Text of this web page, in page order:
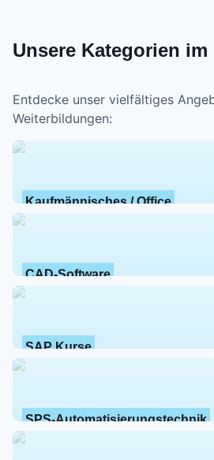
Unsere Kategorien im
Entdecke unser vielfältiges
Weiterbildungen:
Kaufmännisches / Office
CAD-Software
SAP Kurse
SPS-Automatisierungstechnik